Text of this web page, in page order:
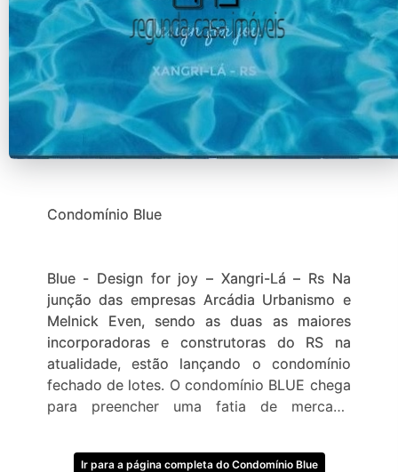
Condomínio Blue
Blue - Design for joy – Xangri-Lá – Rs Na
junção das empresas Arcádia Urbanismo e
Melnick Even, sendo as duas as maiores
incorporadoras e construtoras do RS na
atualidade, estão lançando o condomínio
fechado de lotes. O condomínio BLUE chega
para preencher uma fatia de mercado
Xangri-Lá para clientes que procuram um
Ir para a página completa do Condomínio Blue